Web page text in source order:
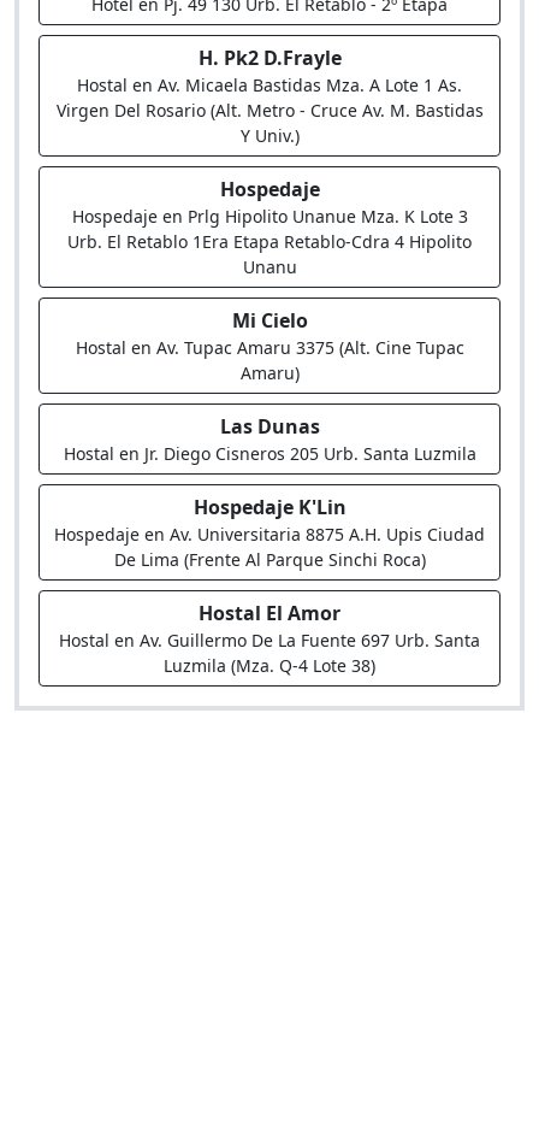
H. Pk2 D.Frayle
Hostal en Av. Micaela Bastidas Mza. A Lote 1 As.
Virgen Del Rosario (Alt. Metro - Cruce Av. M. Bastidas
Y Univ.)
Hospedaje
Hospedaje en Prlg Hipolito Unanue Mza. K Lote 3
Urb. El Retablo 1Era Etapa Retablo-Cdra 4 Hipolito
Unanu
Mi Cielo
Hostal en Av. Tupac Amaru 3375 (Alt. Cine Tupac
Amaru)
Las Dunas
Hostal en Jr. Diego Cisneros 205 Urb. Santa Luzmila
Hospedaje K'Lin
Hospedaje en Av. Universitaria 8875 A.H. Upis Ciudad
De Lima (Frente Al Parque Sinchi Roca)
Hostal El Amor
Hostal en Av. Guillermo De La Fuente 697 Urb. Santa
Luzmila (Mza. Q-4 Lote 38)